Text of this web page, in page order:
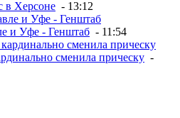
в Херсоне - 13:12
и Уфе - Генштаб - 11:54
сменила прическу -